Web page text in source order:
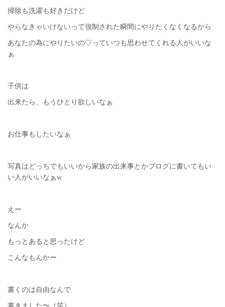
掃除も洗濯も好きだけど
やらなきゃいけないって強制された瞬間にやりたくなくなるから
あなたの為にやりたいの♡っていつも思わせてくれる人がいいな
ぁ
子供は
出来たら、もうひとり欲しいなぁ
お仕事もしたいなぁ
写真はどっちでもいいから家族の出来事とかブログに書いてもい
い人がいいなぁw
えー
なんか
もっとあると思ったけど
こんなもんかー
書くのは自由なんで